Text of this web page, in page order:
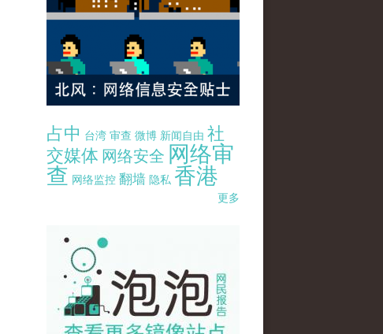
占中 台湾 审查 微博 新闻自由 社
交媒体 网络安全 网络审
查 网络监控 翻墙 隐私 香港
更多
pao-pao-banner-mirror-site-120814.jpg